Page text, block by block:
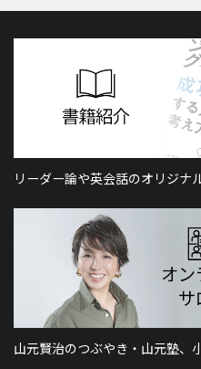
リーダー論や英会話のオリジナ
山元賢治のつぶやき・山元塾、